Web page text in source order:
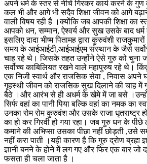
अपने धर्म के स्तर से नीचे गिरकर कार्य करने के
कल भी और आगे भी सदैव शिक्षा जीवन को आगे
वाली विषय रही है ।क्योंकि जब आपकी शिक्षा का
आपको धन, सम्मान, ऐश्वर्य और सुख उसके बाद धर्म
इसलिए दादा भीष्म पितामह द्वारा कुरुवंशी
समय के आईआईटी,आईआईएम संस्थान के जैसे
चाह रहे थे। जिसके तहत उन्होंने ऐसे गुरु को
सर्वोच्च काबिलियत रखने वाले महापुरुष रहे थे।
एक निजी स्वार्थ और राजसिक सेवा , निवास अपने
गृहस्थी जीवन को राजसिक सुख दिलाने की चाह में
बैठे ।और आरंभ से ही अधर्म के खेमे में जा बसे
सिर्फ वहां का पानी पिया बल्कि वहां का नमक का
उनका रोम रोम कुरुवंश और उसके राजा धृतराष्ट्र
का हो कर गिरवी हो गया रहा। जब गुरु धन के पीछे
कमाने की अभिप्सा उसका पीछा नहीं छोड़ती ,उसे
नहीं करा पाती ।यही कारण है कि गुरु द्रोण ब्रह्म
ज्ञानी बनने के होने में लग गए और फिर एक बार
फसता ही चला जाता है ।